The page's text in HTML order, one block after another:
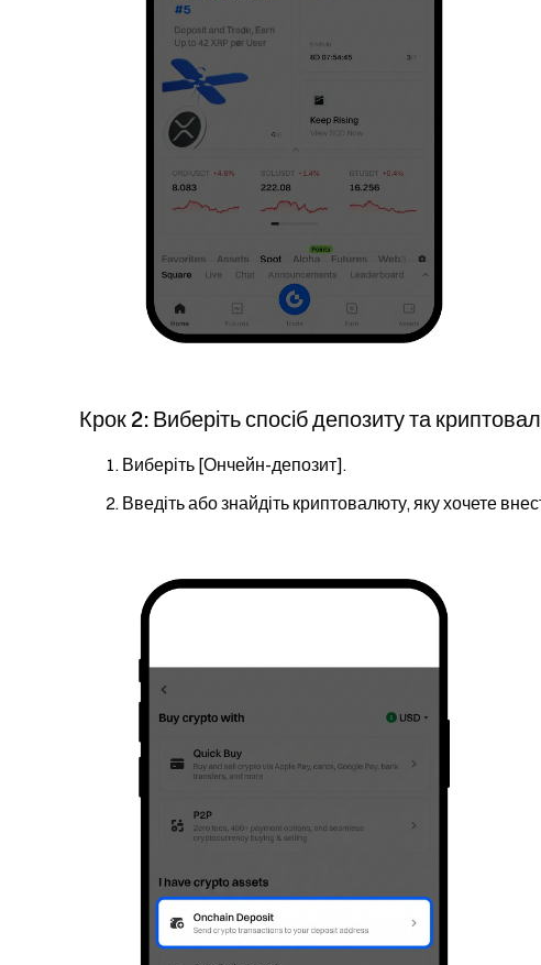
Крок 2: Виберіть спосіб депозиту та
Виберіть [Ончейн-депозит].
Введіть або знайдіть криптовалюту, яку хочете